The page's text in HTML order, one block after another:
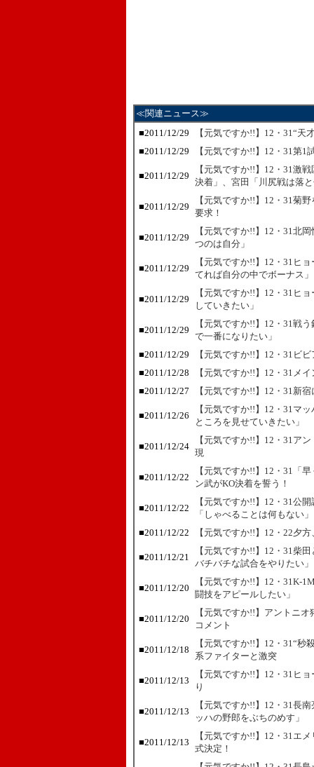
≪関連ニュース≫
■2011/12/29
【元気ですか!!】12・31“天
■2011/12/29 【元気ですか!!】12・31第
■2011/12/29
【元気ですか!!】12・31激
決着」、宮田「川尻戦は落
■2011/12/29
【元気ですか!!】12・31菊
要求！
■2011/12/29
【元気ですか!!】12・31北
つのは自分」
■2011/12/29
【元気ですか!!】12・31ヒ
てれば自分の中でボーナス」
■2011/12/29
【元気ですか!!】12・31ヒ
していきたい」
■2011/12/29
【元気ですか!!】12・31戦
で一番になりたい」
■2011/12/29
【元気ですか!!】12・31ビ
■2011/12/28
【元気ですか!!】12・31メ
■2011/12/27 【元気ですか!!】12・31新
■2011/12/26
【元気ですか!!】12・31マ
ところを見せていきたい」
■2011/12/24
【元気ですか!!】12・31ア
現
■2011/12/22
【元気ですか!!】12・31「
ン武がKO決着を誓う！
■2011/12/22
【元気ですか!!】12・31公
「しゃべることは何もない」
■2011/12/22 【元気ですか!!】12・22夕
■2011/12/21
【元気ですか!!】12・31柴
バチバチな試合をやりたい」
■2011/12/20
【元気ですか!!】12・31K-
闘技をアピールしたい」
■2011/12/20
【元気ですか!!】アントニ
コメント
■2011/12/18
【元気ですか!!】12・31“秒
系ファイターと激突
■2011/12/13
【元気ですか!!】12・31ヒ
り
■2011/12/13
【元気ですか!!】12・31長
ッハの野郎をぶちのめす」
■2011/12/13
【元気ですか!!】12・31エ
式決定！